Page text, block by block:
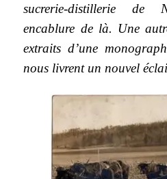
sucrerie-distillerie de
encablure de là. Une
extraits d’une
nous livrent un nouvel